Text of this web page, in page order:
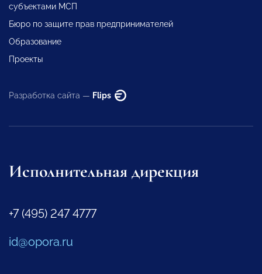
субъектами МСП
Бюро по защите прав предпринимателей
Образование
Проекты
Разработка сайта — Flips
Исполнительная дирекция
+7 (495) 247 4777
id@opora.ru